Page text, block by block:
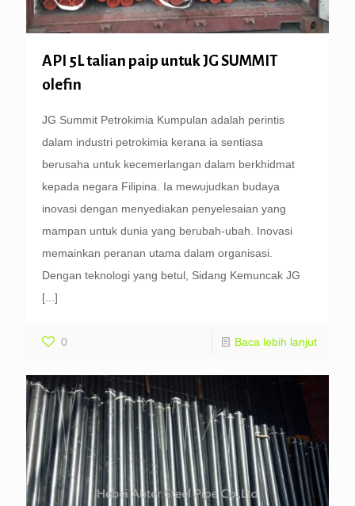
API 5L talian paip untuk JG SUMMIT
olefin
JG Summit Petrokimia Kumpulan adalah perintis
dalam industri petrokimia kerana ia sentiasa
berusaha untuk kecemerlangan dalam berkhidmat
kepada negara Filipina. Ia mewujudkan budaya
inovasi dengan menyediakan penyelesaian yang
mampan untuk dunia yang berubah-ubah. Inovasi
memainkan peranan utama dalam organisasi.
Dengan teknologi yang betul, Sidang Kemuncak JG
[...]
0 Baca lebih lanjut